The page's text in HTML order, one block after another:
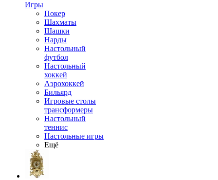
Игры
Покер
Шахматы
Шашки
Нарды
Настольный
футбол
Настольный
хоккей
Аэрохоккей
Бильярд
Игровые столы
трансформеры
Настольный
теннис
Настольные игры
Ещё